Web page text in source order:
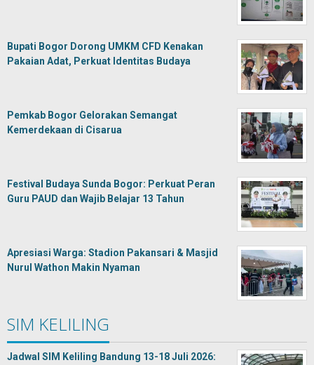
Bupati Bogor Dorong UMKM CFD Kenakan
Pakaian Adat, Perkuat Identitas Budaya
Pemkab Bogor Gelorakan Semangat
Kemerdekaan di Cisarua
Festival Budaya Sunda Bogor: Perkuat Peran
Guru PAUD dan Wajib Belajar 13 Tahun
Apresiasi Warga: Stadion Pakansari & Masjid
Nurul Wathon Makin Nyaman
SIM KELILING
Jadwal SIM Keliling Bandung 13-18 Juli 2026: